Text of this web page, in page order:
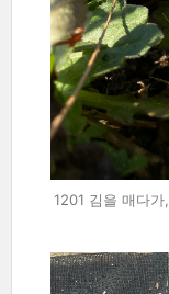
1201 김을 매다